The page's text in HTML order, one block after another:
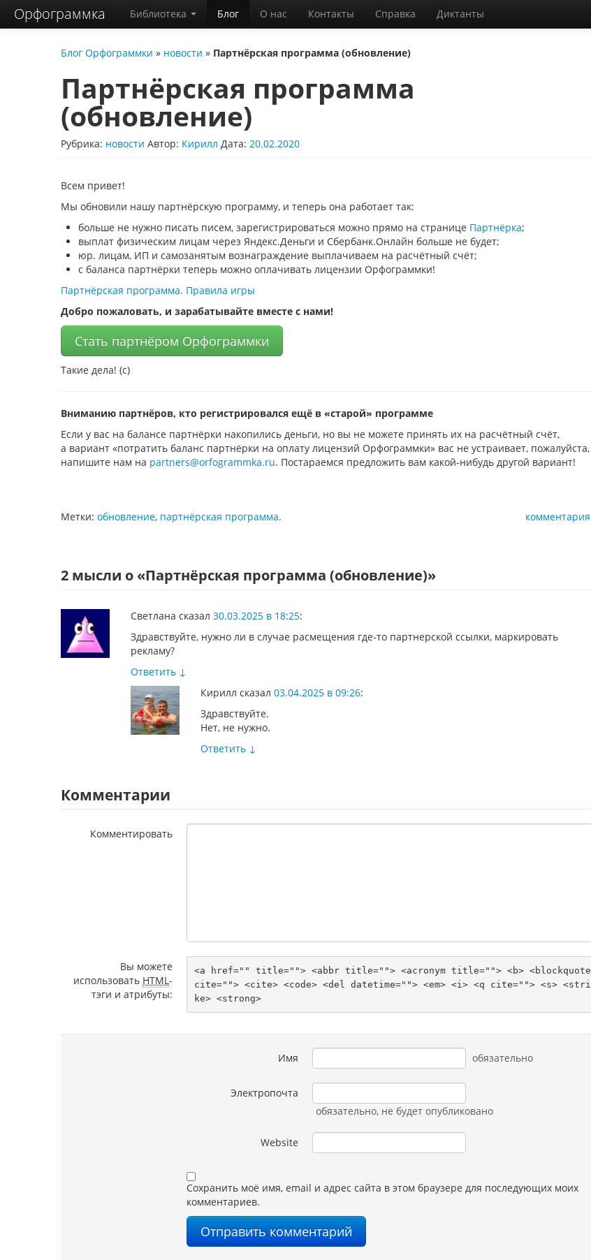
Орфограммка Библиотека Блог О нас Контакты Справка Диктанты
Блог Орфограммки » новости » Партнёрская программа (обновление)
Партнёрская программа
(обновление)
Рубрика: новости Автор: Кирилл Дата: 20.02.2020
Всем привет!
Мы обновили нашу партнёрскую программу, и теперь она работает так:
больше не нужно писать писем, зарегистрироваться можно прямо на странице Партнёрка;
выплат физическим лицам через Яндекс.Деньги и Сбербанк.Онлайн больше не будет;
юр. лицам, ИП и самозанятым вознаграждение выплачиваем на расчётный счёт;
с баланса партнёрки теперь можно оплачивать лицензии Орфограммки!
Партнёрская программа. Правила игры
Добро пожаловать, и зарабатывайте вместе с нами!
Стать партнёром Орфограммки
Такие дела! (с)
Вниманию партнёров, кто регистрировался ещё в «старой» программе
Если у вас на балансе партнёрки накопились деньги, но вы не можете принять их на расчётный счёт,
а вариант «потратить баланс партнёрки на оплату лицензий Орфограммки» вас не устраивает, пожалуйста,
напишите нам на partners@orfogrammka.ru. Постараемся предложить вам какой-нибудь другой вариант!
комментария
Метки: обновление, партнёрская программа.
2 мысли о «Партнёрская программа (обновление)»
Светлана сказал 30.03.2025 в 18:25:
Здравствуйте, нужно ли в случае расмещения где-то партнерской ссылки, маркировать
рекламу?
Ответить ↓
Кирилл сказал 03.04.2025 в 09:26:
Здравствуйте.
Нет, не нужно.
Ответить ↓
Комментарии
Комментировать
Вы можете
использовать HTML-
тэги и атрибуты:
<a href="" title=""> <abbr title=""> <acronym title=""> <b> <blockquote
cite=""> <cite> <code> <del datetime=""> <em> <i> <q cite=""> <s> <stri
ke> <strong>
Имя обязательно
Электропочта
обязательно, не будет опубликовано
Website
Сохранить моё имя, email и адрес сайта в этом браузере для последующих моих
комментариев.